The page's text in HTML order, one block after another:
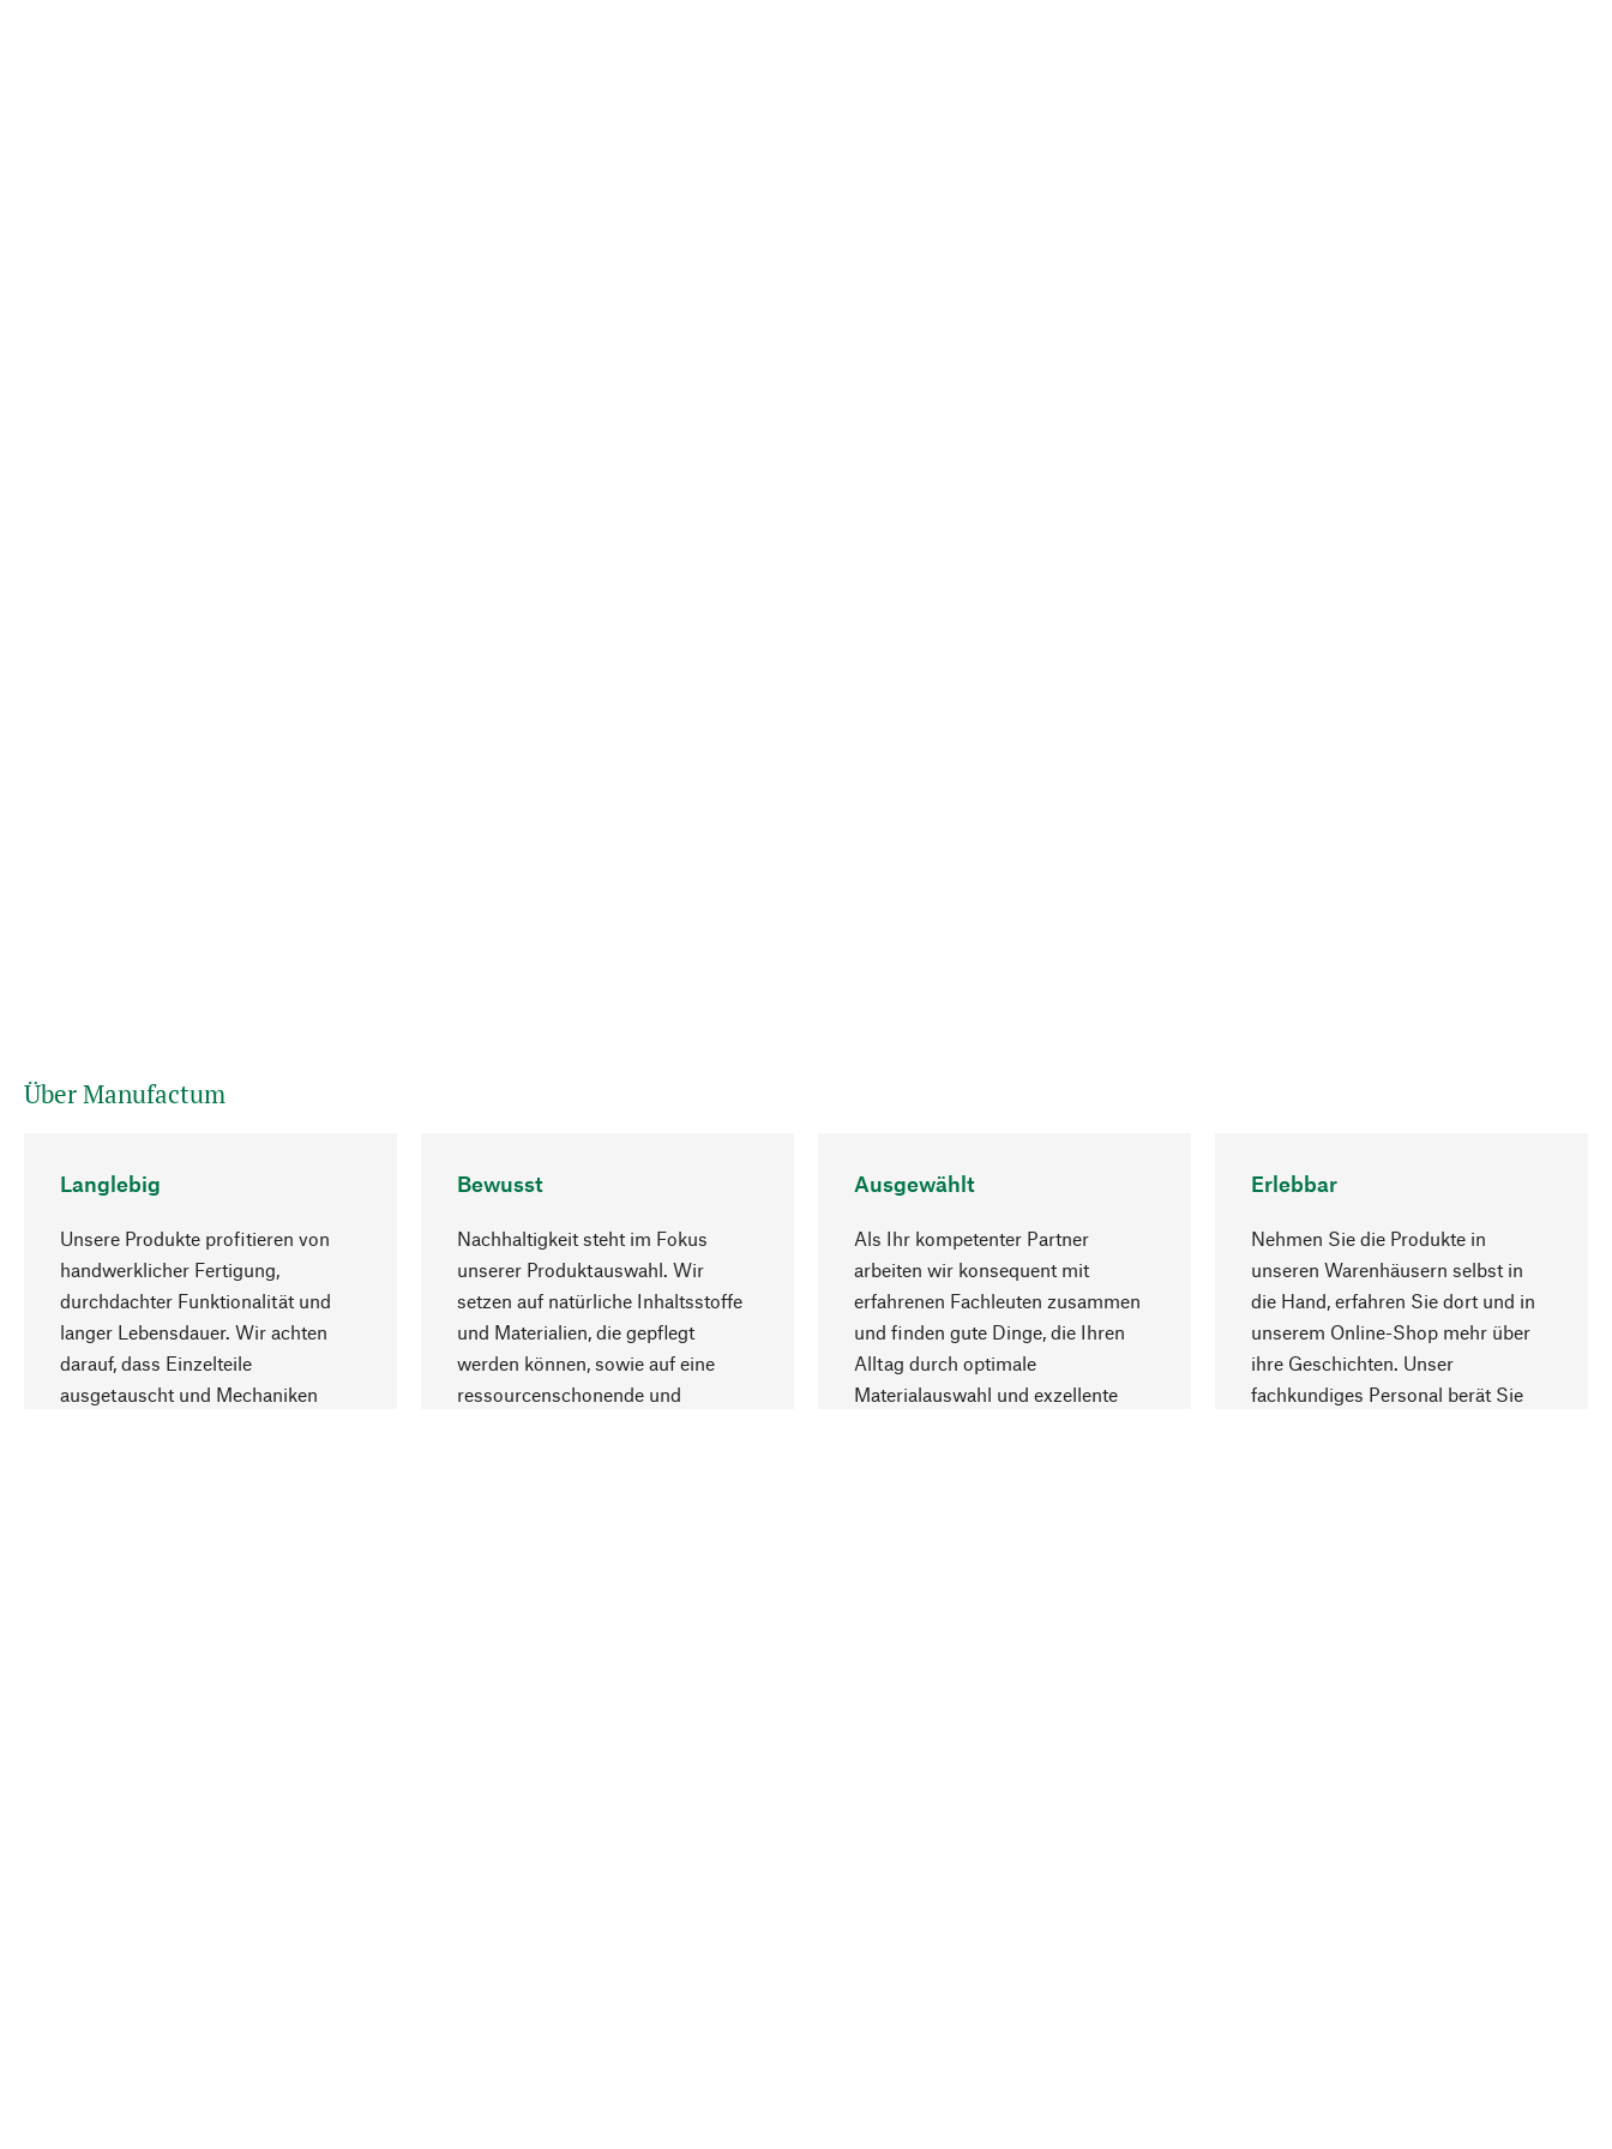
Über Manufactum
Langlebig
Unsere Produkte profitieren von
handwerklicher Fertigung,
durchdachter Funktionalität und
langer Lebensdauer. Wir achten
darauf, dass Einzelteile
ausgetauscht und Mechaniken
Bewusst
Nachhaltigkeit steht im Fokus
unserer Produktauswahl. Wir
setzen auf natürliche Inhaltsstoffe
und Materialien, die gepflegt
werden können, sowie auf eine
ressourcenschonende und
Ausgewählt
Als Ihr kompetenter Partner
arbeiten wir konsequent mit
erfahrenen Fachleuten zusammen
und finden gute Dinge, die Ihren
Alltag durch optimale
Materialauswahl und exzellente
Erlebbar
Nehmen Sie die Produkte in
unseren Warenhäusern selbst in
die Hand, erfahren Sie dort und in
unserem Online-Shop mehr über
ihre Geschichten. Unser
fachkundiges Personal berät Sie